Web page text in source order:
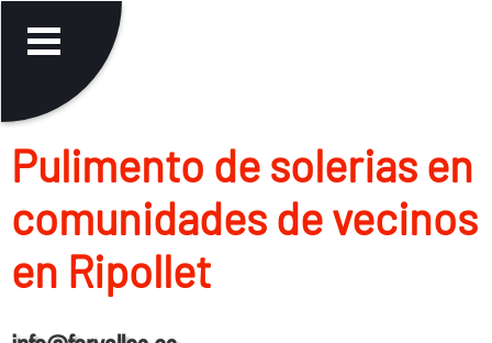
Pulimento de solerias en
comunidades de vecinos
en Ripollet